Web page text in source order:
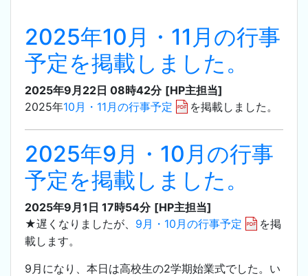
2025年10月・11月の行事
予定を掲載しました。
2025年9月22日 08時42分 [HP主担当]
2025年10月・11月の行事予定 を掲載しました。
2025年9月・10月の行事
予定を掲載しました。
2025年9月1日 17時54分 [HP主担当]
★遅くなりましたが、 9月・10月の行事予定
を掲
載します。
9月になり、本日は高校生の2学期始業式でした。い